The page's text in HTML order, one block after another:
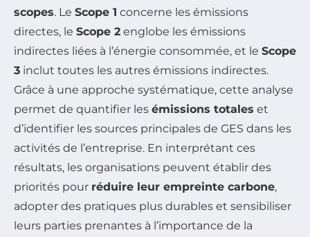
scopes. Le Scope 1 concerne les émissions
directes, le Scope 2 englobe les émissions
indirectes liées à l’énergie consommée, et le Scope
3 inclut toutes les autres émissions indirectes.
Grâce à une approche systématique, cette analyse
permet de quantifier les émissions totales et
d’identifier les sources principales de GES dans les
activités de l’entreprise. En interprétant ces
résultats, les organisations peuvent établir des
priorités pour réduire leur empreinte carbone,
adopter des pratiques plus durables et sensibiliser
leurs parties prenantes à l’importance de la